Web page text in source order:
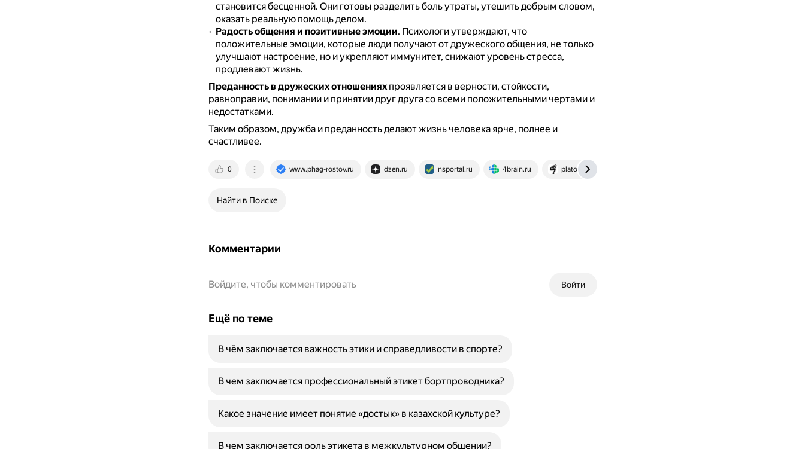
становится бесценной. Они готовы разделить боль утраты, утешить добрым словом,
оказать реальную помощь делом.
Радость общения и позитивные эмоции. Психологи утверждают, что
положительные эмоции, которые люди получают от дружеского общения, не только
улучшают настроение, но и укрепляют иммунитет, снижают уровень стресса,
продлевают жизнь.
Преданность в дружеских отношенияхпроявляется в верности, стойкости,
равноправии, понимании и принятии друг друга со всеми положительными чертами и
недостатками.
Таким образом, дружба и преданность делают жизнь человека ярче, полнее и
счастливее.
0 www.phag-rostov.ru dzen.ru nsportal.ru 4brain.ru plato.stanford.edu
Найти в Поиске
Комментарии
Войти
Войдите, чтобы комментировать
Ещё по теме
В чём заключается важность этики и справедливости в спорте?
В чем заключается профессиональный этикет бортпроводника?
Какое значение имеет понятие «достык» в казахской культуре?
В чем заключается роль этикета в межкультурном общении?